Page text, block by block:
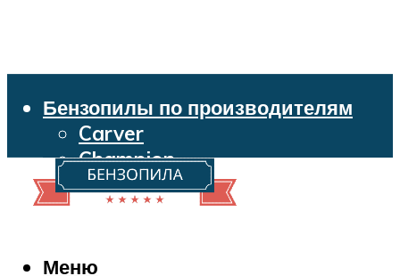
Бензопилы по производителям
Carver
Champion
Echo
Husqvarna
Makita
Меню